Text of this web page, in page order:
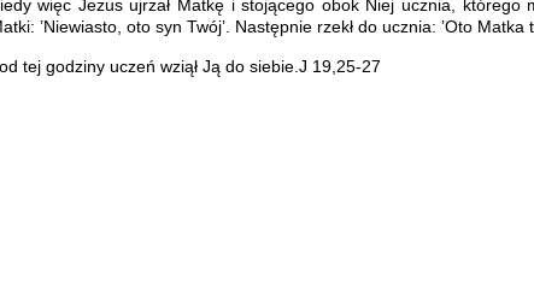
więc Jezus ujrzał Matkę i stojącego obok Niej ucznia, którego
’Niewiasto, oto syn Twój’. Następnie rzekł do ucznia: ’Oto Matka
tej godziny uczeń wziął Ją do siebie.J 19,25-27